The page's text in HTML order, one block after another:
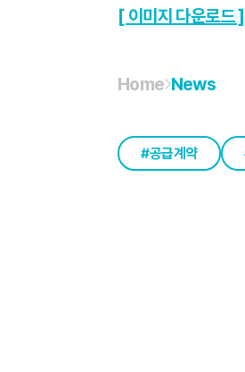
[ 이미지 다운로드 ]
Home News
공급계약